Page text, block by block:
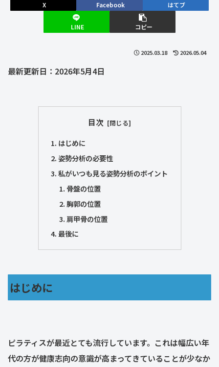
X Facebook はてブ
LINE コピー
2025.03.18 2026.05.04
最新更新日：2026年5月4日
目次
はじめに
姿勢分析の必要性
私がいつも見る姿勢分析のポイント
骨盤の位置
胸郭の位置
肩甲骨の位置
最後に
はじめに
ピラティスが最近とても流行しています。これは幅広い年
代の方が健康志向の意識が高まってきていることが少なか